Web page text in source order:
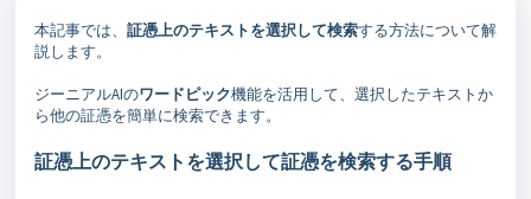
本記事では、 証憑上のテキストを選択して検索する方法について解
説します。
ジーニアルAIのワードピック機能を活用して、選択したテキストか
ら他の証憑を簡単に検索できます。
証憑上のテキストを選択して証憑を検索する手順